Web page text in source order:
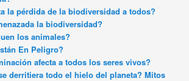
la pérdida de la biodiversidad a todos?
la biodiversidad?
los animales?
En Peligro?
afecta a todos los seres vivos?
derritiera todo el hielo del planeta? Mitos